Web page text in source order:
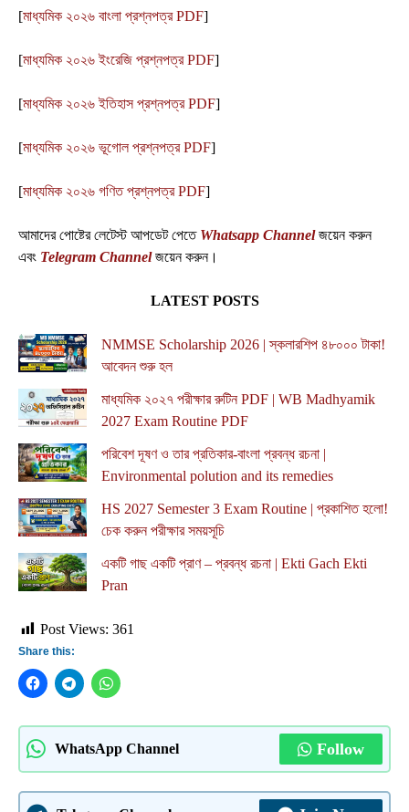
[মাধ্যমিক ২০২৬ বাংলা প্রশ্নপত্র PDF]
[মাধ্যমিক ২০২৬ ইংরেজি প্রশ্নপত্র PDF]
[মাধ্যমিক ২০২৬ ইতিহাস প্রশ্নপত্র PDF]
[মাধ্যমিক ২০২৬ ভূগোল প্রশ্নপত্র PDF]
[মাধ্যমিক ২০২৬ গণিত প্রশ্নপত্র PDF]
আমাদের পোষ্টের লেটেস্ট আপডেট পেতে Whatsapp Channelজয়েন করুন
এবং Telegram Channelজয়েন করুন।
LATEST POSTS
NMMSE Scholarship 2026 | স্কলারশিপ ৪৮০০০ টাকা!
আবেদন শুরু হল
মাধ্যমিক ২০২৭ পরীক্ষার রুটিন PDF | WB Madhyamik
2027 Exam Routine PDF
পরিবেশ দূষণ ও তার প্রতিকার-বাংলা প্রবন্ধ রচনা |
Environmental polution and its remedies
HS 2027 Semester 3 Exam Routine | প্রকাশিত হলো!
চেক করুন পরীক্ষার সময়সূচি
একটি গাছ একটি প্রাণ – প্রবন্ধ রচনা | Ekti Gach Ekti
Pran
Post Views: 361
Share this:
WhatsApp Channel Follow